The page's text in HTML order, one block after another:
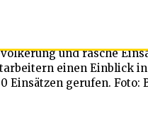
und rasche
einen Einblick
gerufen. Foto: